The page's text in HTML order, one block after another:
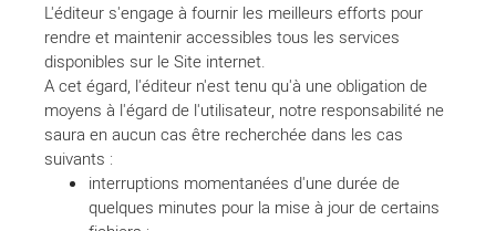
L'éditeur s'engage à fournir les meilleurs efforts pour
rendre et maintenir accessibles tous les services
disponibles sur le Site internet.
A cet égard, l'éditeur n'est tenu qu'à une obligation de
moyens à l'égard de l'utilisateur, notre responsabilité ne
saura en aucun cas être recherchée dans les cas
suivants :
interruptions momentanées d'une durée de
quelques minutes pour la mise à jour de certains